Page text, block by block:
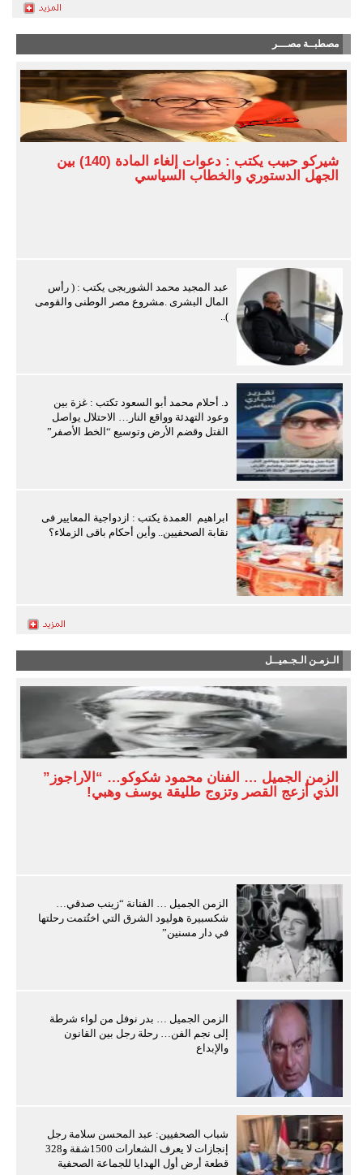
مصطبــة مصـــر
شيركو حبيب يكتب : دعوات إلغاء المادة (140) بين
الجهل الدستوري والخطاب السياسي
عبد المجيد محمد الشوربجى يكتب : ( رأس
المال البشرى .مشروع مصر الوطنى والقومى
)..
د. أحلام محمد أبو السعود تكتب : غزة بين
وعود التهدئة وواقع النار… الاحتلال يواصل
القتل وقضم الأرض وتوسيع “الخط الأصفر”
ابراهيم العمدة يكتب : ازدواجية المعايير فى
نقابة الصحفيين.. وأين أحكام باقى الزملاء؟
الـزمـن الـجـميــل
الزمن الجميل … الفنان محمود شكوكو… “الأراجوز”
الذي أزعج القصر وتزوج طليقة يوسف وهبي!
الزمن الجميل … الفنانة “زينب صدقي…
شكسبيرة هوليود الشرق التي اختُتمت رحلتها
في دار مسنين”
الزمن الجميل … بدر نوفل من لواء شرطة
إلى نجم الفن… رحلة رجل بين القانون
والإبداع
شباب الصحفيين: عبد المحسن سلامة رجل
إنجازات لا يعرف الشعارات 1500شقة و328
قطعة أرض أول الهدايا للجماعة الصحفية